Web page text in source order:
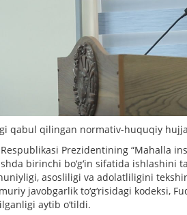
qabul qilingan normativ-huquqiy
Respublikasi Prezidentining
birinchi bo‘g‘in sifatida ishlashini
asosliligi va adolatliligini
javobgarlik to‘g‘risidagi kodeksi,
aytib o‘tildi.